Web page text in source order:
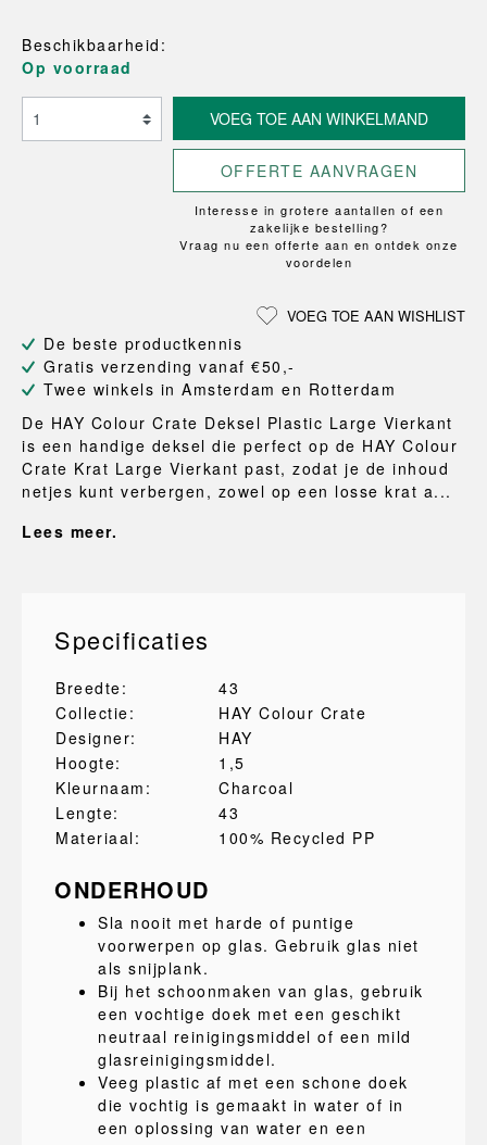
Beschikbaarheid:
Op voorraad
VOEG TOE AAN WINKELMAND
OFFERTE AANVRAGEN
Interesse in grotere aantallen of een
zakelijke bestelling?
Vraag nu een offerte aan en ontdek onze
voordelen
VOEG TOE AAN WISHLIST
De beste productkennis
Gratis verzending vanaf €50,-
Twee winkels in Amsterdam en Rotterdam
De HAY Colour Crate Deksel Plastic Large Vierkant
is een handige deksel die perfect op de HAY Colour
Crate Krat Large Vierkant past, zodat je de inhoud
netjes kunt verbergen, zowel op een losse krat a...
Lees meer.
Specificaties
Breedte:
43
Collectie:
HAY Colour Crate
Designer:
HAY
Hoogte:
1,5
Kleurnaam:
Charcoal
Lengte:
43
Materiaal:
100% Recycled PP
ONDERHOUD
Sla nooit met harde of puntige
voorwerpen op glas. Gebruik glas niet
als snijplank.
Bij het schoonmaken van glas, gebruik
een vochtige doek met een geschikt
neutraal reinigingsmiddel of een mild
glasreinigingsmiddel.
Veeg plastic af met een schone doek
die vochtig is gemaakt in water of in
een oplossing van water en een